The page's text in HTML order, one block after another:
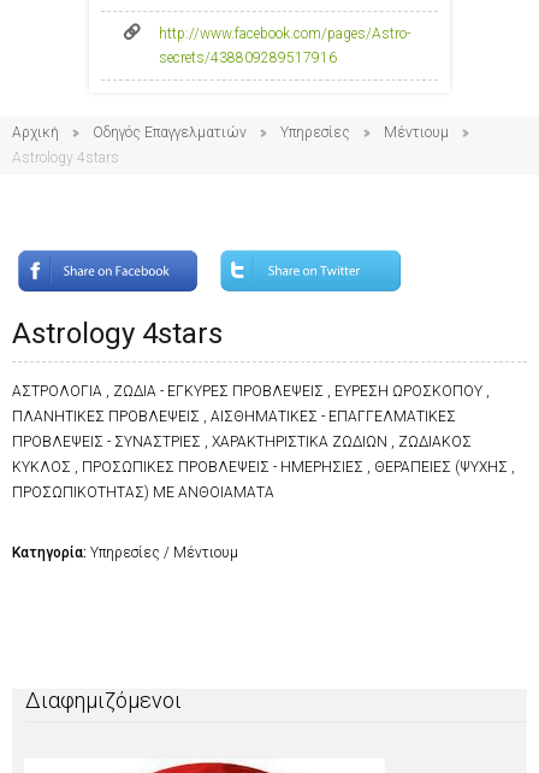
http://www.facebook.com/pages/Astro-
secrets/438809289517916
Αρχική Οδηγός Επαγγελματιών Υπηρεσίες
Μέντιουμ
Astrology 4stars
Astrology 4stars
ΑΣΤΡΟΛΟΓΙΑ , ΖΩΔΙΑ - ΕΓΚΥΡΕΣ ΠΡΟΒΛΕΨΕΙΣ , ΕΥΡΕΣΗ ΩΡΟΣΚΟΠΟΥ ,
ΠΛΑΝΗΤΙΚΕΣ ΠΡΟΒΛΕΨΕΙΣ , ΑΙΣΘΗΜΑΤΙΚΕΣ - ΕΠΑΓΓΕΛΜΑΤΙΚΕΣ
ΠΡΟΒΛΕΨΕΙΣ - ΣΥΝΑΣΤΡΙΕΣ , ΧΑΡΑΚΤΗΡΙΣΤΙΚΑ ΖΩΔΙΩΝ , ΖΩΔΙΑΚΟΣ
ΚΥΚΛΟΣ , ΠΡΟΣΩΠΙΚΕΣ ΠΡΟΒΛΕΨΕΙΣ - ΗΜΕΡΗΣΙΕΣ , ΘΕΡΑΠΕΙΕΣ (ΨΥΧΗΣ ,
ΠΡΟΣΩΠΙΚΟΤΗΤΑΣ) ΜΕ ΑΝΘΟΙΑΜΑΤΑ
Κατηγορία: Υπηρεσίες / Μέντιουμ
Διαφημιζόμενοι